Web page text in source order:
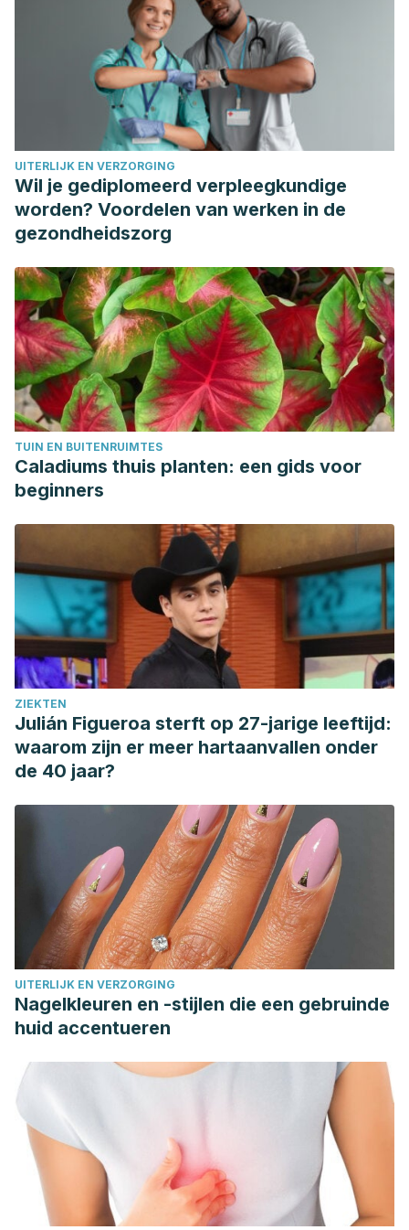
Jan;105(1):136-143. doi: 10.3945/ajcn.116.138594. Epub 2016
Nov 16. PMID: 27852613; PMCID: PMC5183725.
Yu S, Zhu L, Wang K, Yan Y, He J, Ren Y. Green tea
consumption and risk of breast cancer: A systematic review
and updated meta-analysis of case-control studies.
Medicine (Baltimore). 2019 Jul;98(27):e16147. doi:
10.1097/MD.0000000000016147. PMID: 31277115; PMCID:
PMC6635178.
Zittermann A, Pilz S. Vitamin D and Cardiovascular Disease:
doi: 10.21873/anticanres.13643. PMID: 31519560.
UITERLIJK EN VERZORGING
Wil je gediplomeerd verpleegkundige
worden? Voordelen van werken in de
gezondheidszorg
TUIN EN BUITENRUIMTES
Caladiums thuis planten: een gids voor
beginners
ZIEKTEN
Julián Figueroa sterft op 27-jarige leeftijd:
waarom zijn er meer hartaanvallen onder
de 40 jaar?
UITERLIJK EN VERZORGING
Nagelkleuren en -stijlen die een gebruinde
huid accentueren